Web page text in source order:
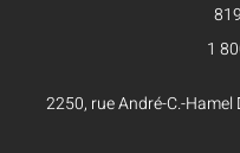
1
2250, rue André-C.-